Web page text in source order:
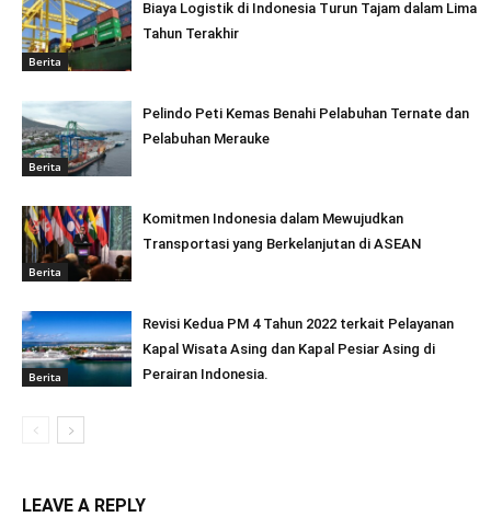
Berita
Biaya Logistik di Indonesia Turun Tajam dalam Lima
Tahun Terakhir
Berita
Pelindo Peti Kemas Benahi Pelabuhan Ternate dan
Pelabuhan Merauke
Berita
Komitmen Indonesia dalam Mewujudkan
Transportasi yang Berkelanjutan di ASEAN
Berita
Revisi Kedua PM 4 Tahun 2022 terkait Pelayanan
Kapal Wisata Asing dan Kapal Pesiar Asing di
Perairan Indonesia.
LEAVE A REPLY